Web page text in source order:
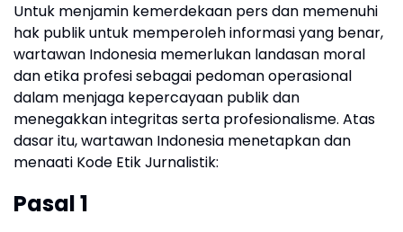
Untuk menjamin kemerdekaan pers dan memenuhi
hak publik untuk memperoleh informasi yang benar,
wartawan Indonesia memerlukan landasan moral
dan etika profesi sebagai pedoman operasional
dalam menjaga kepercayaan publik dan
menegakkan integritas serta profesionalisme. Atas
dasar itu, wartawan Indonesia menetapkan dan
menaati Kode Etik Jurnalistik:
Pasal 1